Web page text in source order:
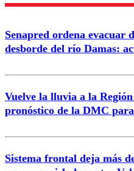
Senapred ordena evacuar
desborde del río Damas:
Vuelve la lluvia a la
pronóstico de la DMC
Sistema frontal deja más